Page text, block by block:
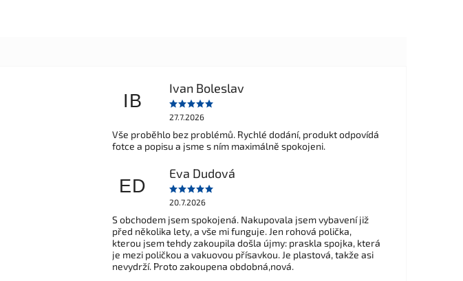
IB
Ivan Boleslav
27.7.2026
Vše proběhlo bez problémů. Rychlé dodání, produkt odpovídá
fotce a popisu a jsme s ním maximálně spokojeni.
ED
Eva Dudová
20.7.2026
S obchodem jsem spokojená. Nakupovala jsem vybavení již
před několika lety, a vše mi funguje. Jen rohová polička,
kterou jsem tehdy zakoupila došla újmy: praskla spojka, která
je mezi poličkou a vakuovou přísavkou. Je plastová, takže asi
nevydrží. Proto zakoupena obdobná,nová.